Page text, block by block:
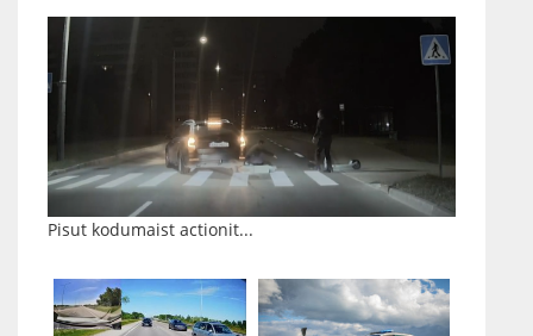
Pisut kodumaist actionit...